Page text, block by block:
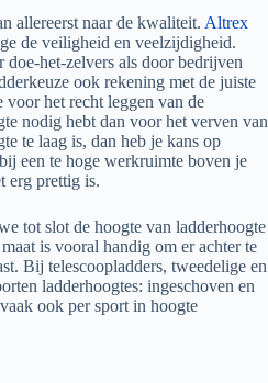
allereerst naar de kwaliteit. Altrex
de veiligheid en veelzijdigheid.
het-zelvers als door bedrijven
ook rekening met de juiste
het recht leggen van de
nodig hebt dan voor het verven van
te laag is, dan heb je kans op
een te hoge werkruimte boven je
erg prettig is.
tot slot de hoogte van ladderhoogte
is vooral handig om er achter te
Bij telescoopladders, tweedelige en
ladderhoogtes: ingeschoven en
ook per sport in hoogte